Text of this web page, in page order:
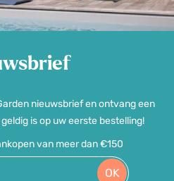
nieuwsbrief en ontvang een
is op uw eerste bestelling!
van meer dan €150
OK